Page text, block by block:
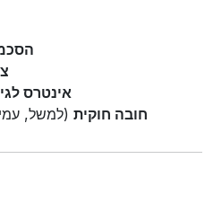
אינטרס
חובה חוקית (למשל,